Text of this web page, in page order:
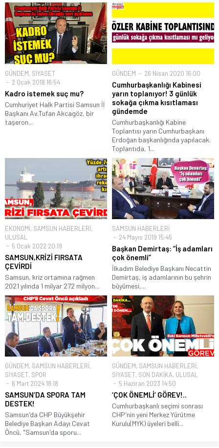
GÜNDEM, SİYASET
2 Ocak 2018 16:54
Kadro istemek suç mu?
Cumhuriyet Halk Partisi Samsun İl
Başkanı Av.Tufan Akcagöz, bir
taşeron...
GÜNDEM 26 Nisan 2020 16:00
Cumhurbaşkanlığı Kabinesi
yarın toplanıyor! 3 günlük
sokağa çıkma kısıtlaması
gündemde
Cumhurbaşkanlığı Kabine
Toplantısı yarın Cumhurbaşkanı
Erdoğan başkanlığında yapılacak.
Toplantıda, 1...
EKONOMİ, SAMSUN HABERLERİ,
ULUSAL
5 Ocak 2022 20:19
SAMSUN,KRİZİ FIRSATA
ÇEVİRDİ
Samsun, kriz ortamına rağmen
2021 yılında 1 milyar 272 milyon...
SAMSUN HABERLERİ
24 Mayıs 2019 15:45
Başkan Demirtaş: “İş adamları
çok önemli”
İlkadım Belediye Başkanı Necattin
Demirtaş, iş adamlarının bu şehrin
büyümesi,...
GÜNDEM, SAMSUN HABERLERİ,
SİYASET, SPOR
6 Mart 2024 18:18
SAMSUN’DA SPORA TAM
DESTEK!
Samsun'da CHP Büyükşehir
Belediye Başkan Adayı Cevat
Öncü, "Samsun'da sporu...
GÜNDEM, SAMSUN HABERLERİ,
SİYASET, SON DAKİKA, ULUSAL
5 Haziran 2023 14:50
‘ÇOK ÖNEMLİ’ GÖREV!..
Cumhurbaşkanlı seçimi sonrası
CHP'nin yeni Merkez Yürütme
Kurulu(MYK) üyeleri belli...